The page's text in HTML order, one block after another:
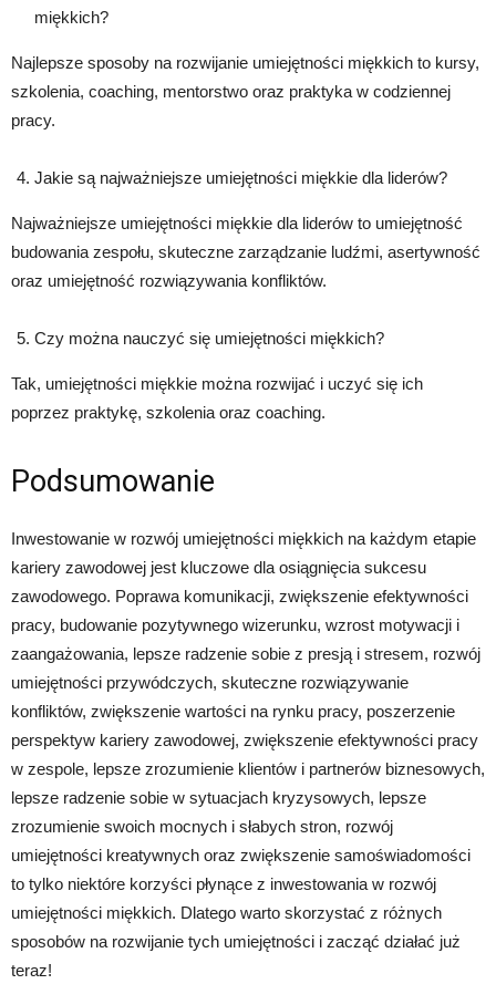
miękkich?
Najlepsze sposoby na rozwijanie umiejętności miękkich to kursy,
szkolenia, coaching, mentorstwo oraz praktyka w codziennej
pracy.
Jakie są najważniejsze umiejętności miękkie dla liderów?
Najważniejsze umiejętności miękkie dla liderów to umiejętność
budowania zespołu, skuteczne zarządzanie ludźmi, asertywność
oraz umiejętność rozwiązywania konfliktów.
Czy można nauczyć się umiejętności miękkich?
Tak, umiejętności miękkie można rozwijać i uczyć się ich
poprzez praktykę, szkolenia oraz coaching.
Podsumowanie
Inwestowanie w rozwój umiejętności miękkich na każdym etapie
kariery zawodowej jest kluczowe dla osiągnięcia sukcesu
zawodowego. Poprawa komunikacji, zwiększenie efektywności
pracy, budowanie pozytywnego wizerunku, wzrost motywacji i
zaangażowania, lepsze radzenie sobie z presją i stresem, rozwój
umiejętności przywódczych, skuteczne rozwiązywanie
konfliktów, zwiększenie wartości na rynku pracy, poszerzenie
perspektyw kariery zawodowej, zwiększenie efektywności pracy
w zespole, lepsze zrozumienie klientów i partnerów biznesowych,
lepsze radzenie sobie w sytuacjach kryzysowych, lepsze
zrozumienie swoich mocnych i słabych stron, rozwój
umiejętności kreatywnych oraz zwiększenie samoświadomości
to tylko niektóre korzyści płynące z inwestowania w rozwój
umiejętności miękkich. Dlatego warto skorzystać z różnych
sposobów na rozwijanie tych umiejętności i zacząć działać już
teraz!